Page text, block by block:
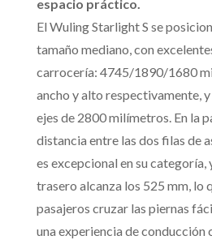
espacio práctico.
El Wuling Starlight S se
tamaño mediano, con
carrocería: 4745/1890/1680
ancho y alto respectivamente,
ejes de 2800 milímetros. En la
distancia entre las dos filas de
es excepcional en su
trasero alcanza los 525 mm, lo
pasajeros cruzar las piernas
una experiencia de conducción